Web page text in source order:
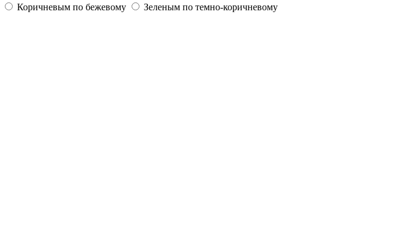
Коричневым по бежевому Зеленым по темно-коричневому